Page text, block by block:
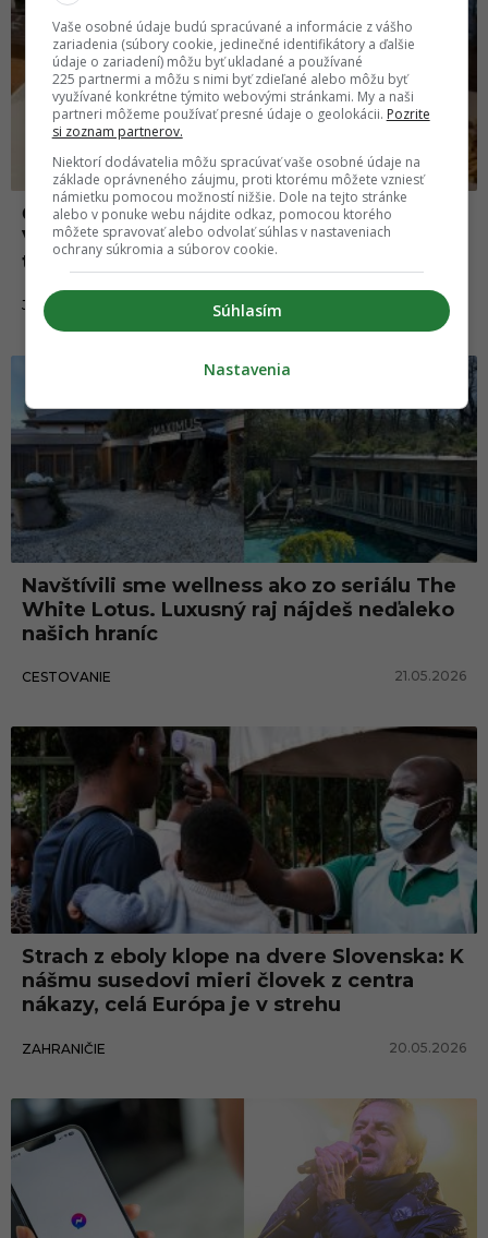
Česi to s gastrom jednoducho vedia:
Vyrazili sme do Brna a porovnali ceny jedál
tam a v Bratislave. Výsledok ťa šokuje
JEDLO 26.05.2026
Navštívili sme wellness ako zo seriálu The
White Lotus. Luxusný raj nájdeš neďaleko
našich hraníc
CESTOVANIE 21.05.2026
Strach z eboly klope na dvere Slovenska: K
nášmu susedovi mieri človek z centra
nákazy, celá Európa je v strehu
ZAHRANIČIE 20.05.2026
Slovensko
Vaše osobné údaje budú spracúvané a informácie z vášho
zariadenia (súbory cookie, jedinečné identifikátory a ďalšie
údaje o zariadení) môžu byť ukladané a používané
225 partnermi a môžu s nimi byť zdieľané alebo môžu byť
využívané konkrétne týmito webovými stránkami. My a naši
partneri môžeme používať presné údaje o geolokácii. Pozrite
si zoznam partnerov.
Niektorí dodávatelia môžu spracúvať vaše osobné údaje na
základe oprávneného záujmu, proti ktorému môžete vzniesť
námietku pomocou možností nižšie. Dole na tejto stránke
alebo v ponuke webu nájdite odkaz, pomocou ktorého
môžete spravovať alebo odvolať súhlas v nastaveniach
ochrany súkromia a súborov cookie.
Súhlasím
Nastavenia